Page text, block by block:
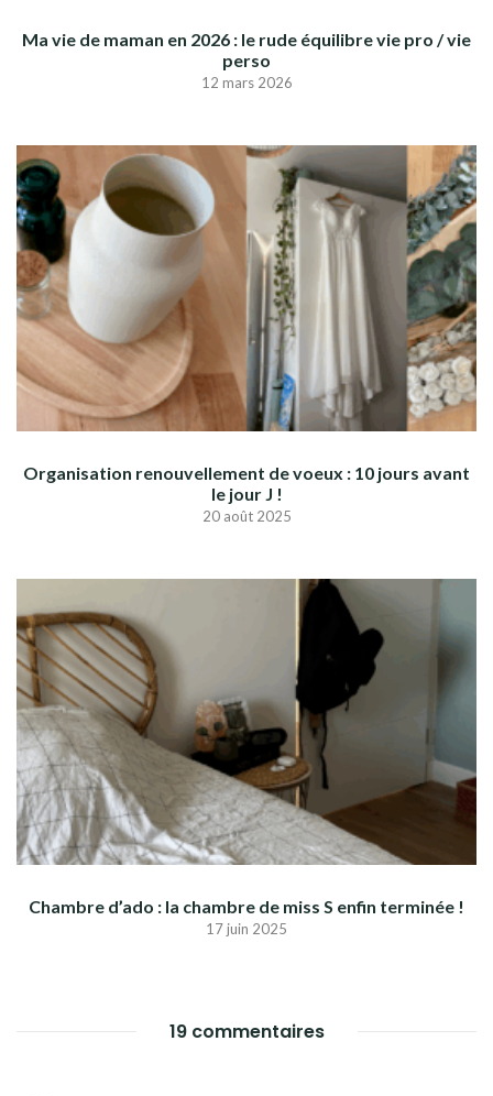
Ma vie de maman en 2026 : le rude équilibre vie pro / vie
perso
12 mars 2026
Organisation renouvellement de voeux : 10 jours avant
le jour J !
20 août 2025
Chambre d’ado : la chambre de miss S enfin terminée !
17 juin 2025
19 commentaires